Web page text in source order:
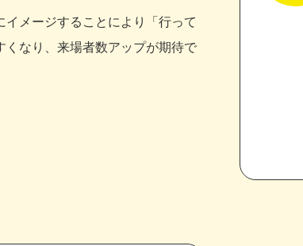
メージすることにより「行って
なり、来場者数アップが期待で